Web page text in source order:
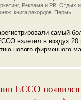
Реклама и PR Отдых и
книга рекордов Пермь
самый
взлетел в воздух
нового фирменного
ЕССО